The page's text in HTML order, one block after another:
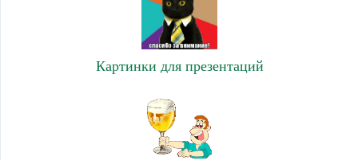
Картинки для презентаций